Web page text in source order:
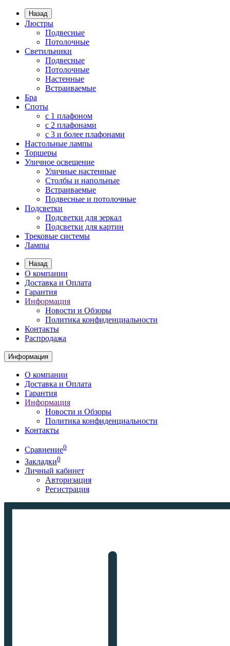
Назад
Люстры
Подвесные
Потолочные
Светильники
Подвесные
Потолочные
Настенные
Встраиваемые
Бра
Споты
с 1 плафоном
с 2 плафонами
с 3 и более плафонами
Настольные лампы
Торшеры
Уличное освещение
Уличные настенные
Столбы и напольные
Встраиваемые
Подвесные и потолочные
Подсветки
Подсветки для зеркал
Подсветки для картин
Трековые системы
Лампы
Назад
О компании
Доставка и Оплата
Гарантия
Информация
Новости и Обзоры
Политика конфиденциальности
Контакты
Распродажа
Информация
О компании
Доставка и Оплата
Гарантия
Информация
Новости и Обзоры
Политика конфиденциальности
Контакты
Сравнение0
Закладки0
Личный кабинет
Авторизация
Регистрация